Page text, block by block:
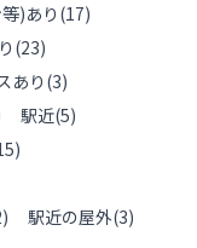
)あり (17)
(23)
あり (3)
駅近(5)
)
) 駅近の屋外(3)